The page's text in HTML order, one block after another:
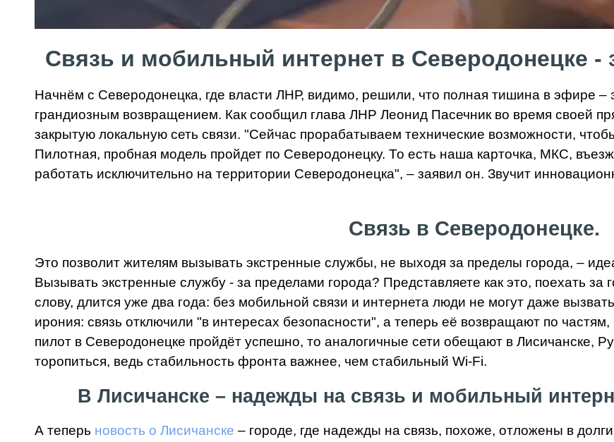
Связь и мобильный интернет в Северодонецке -
Начнём с Северодонецка, где власти ЛНР, видимо, решили, что полная тишина в эфире –
грандиозным возвращением. Как сообщил глава ЛНР Леонид Пасечник во время своей
закрытую локальную сеть связи. "Сейчас прорабатываем технические возможности,
Пилотная, пробная модель пройдет по Северодонецку. То есть наша карточка, МКС,
работать исключительно на территории Северодонецка", – заявил он. Звучит
Связь в Северодонецке.
Это позволит жителям вызывать экстренные службы, не выходя за пределы города, –
Вызывать экстренные службу - за пределами города? Представляете как это, поехать за
слову, длится уже два года: без мобильной связи и интернета люди не могут даже
ирония: связь отключили "в интересах безопасности", а теперь её возвращают по
пилот в Северодонецке пройдёт успешно, то аналогичные сети обещают в Лисичанске,
торопиться, ведь стабильность фронта важнее, чем стабильный Wi-Fi.
В Лисичанске – надежды на связь и мобильный
А теперь новость о Лисичанске – городе, где надежды на связь, похоже, отложены в